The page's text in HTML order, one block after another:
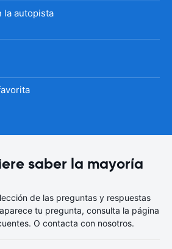
la autopista
saber la mayoría
de las preguntas y respuestas
tu pregunta, consulta la página
O contacta con nosotros.